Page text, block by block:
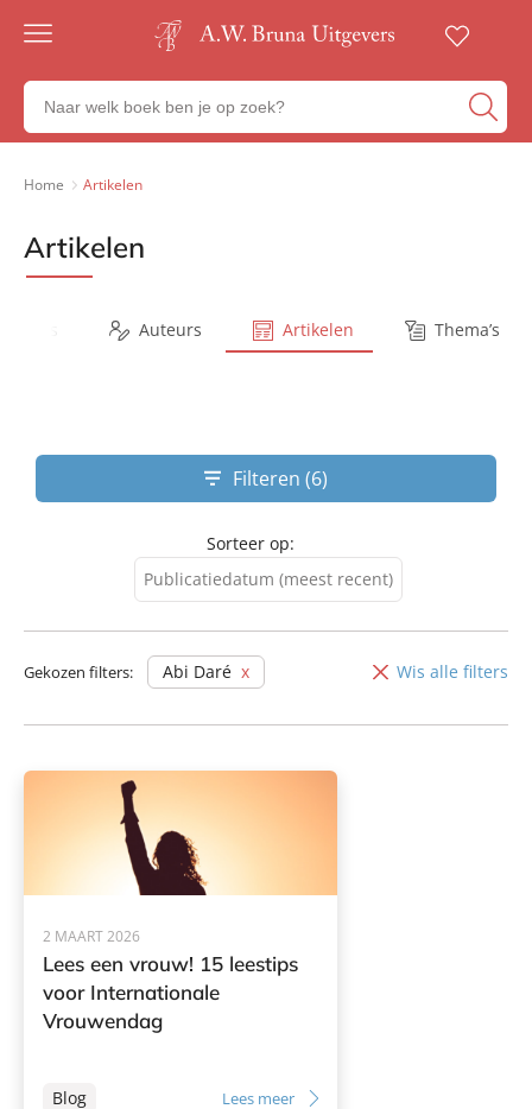
Gratis
23:00
besteld,
werkdag
Veilig
betalen
Zoeken
naar
boeken,
Home Artikelen
Artikelen
Auteurs Artikelen Thema’s
Filteren (6)
Sorteer op:
Publicatiedatum (meest recent)
Publicatiedatum (minst
Gekozen filters: Abi Daré Wis alle filters
2 MAART 2026
Lees een vrouw! 15 leestips
voor Internationale
Vrouwendag
Blog Lees meer